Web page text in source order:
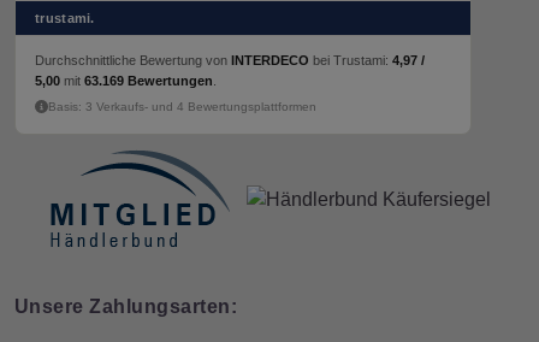
trustami.
Durchschnittliche Bewertung von INTERDECO bei Trustami: 4,97 /
5,00 mit 63.169 Bewertungen
Basis: 3 Verkaufs- und 4 Bewertungsplattformen
Unsere Zahlungsarten: